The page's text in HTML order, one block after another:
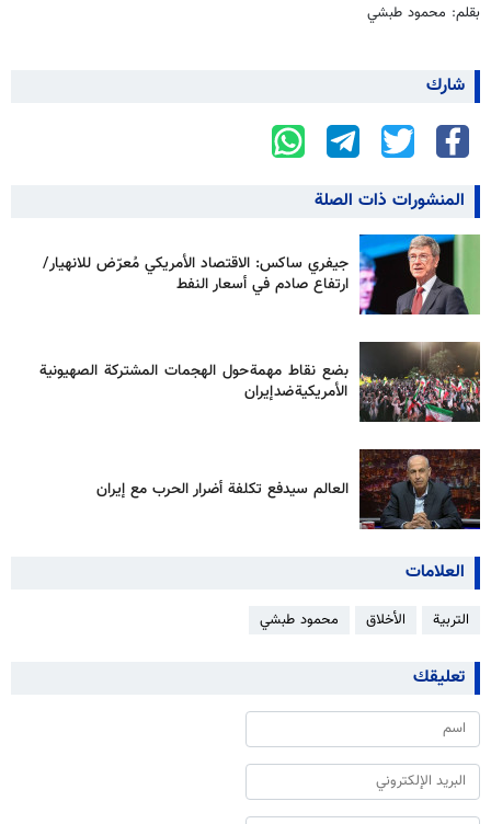
بقلم: محمود طبشي
شارك
المنشورات ذات الصلة
جيفري ساكس: الاقتصاد الأمريكي مُعرّض للانهيار/
ارتفاع صادم في أسعار النفط
بضع نقاط مهمة حول الهجمات المشتركة الصهيونية
الأمريكية ضد إيران
العالم سيدفع تكلفة أضرار الحرب مع إيران
العلامات
التربية الأخلاق محمود طبشي
تعليقك